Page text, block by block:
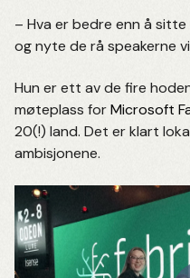
– Hva er bedre enn å
og nyte de rå speakerne
Hun er ett av de fire
møteplass forMicrosoft
20(!) land. Det er klart
ambisjonene.